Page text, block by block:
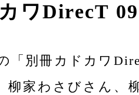
カワDirecT
「別冊カドカワ
柳家わさびさん、